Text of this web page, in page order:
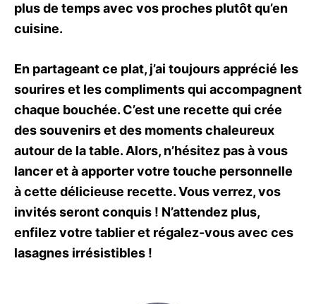
plus de temps avec vos proches plutôt qu’en
cuisine.
En partageant ce plat, j’ai toujours apprécié les
sourires et les compliments qui accompagnent
chaque bouchée. C’est une recette qui crée
des souvenirs et des moments chaleureux
autour de la table. Alors, n’hésitez pas à vous
lancer et à apporter votre touche personnelle
à cette délicieuse recette. Vous verrez, vos
invités seront conquis ! N’attendez plus,
enfilez votre tablier et régalez-vous avec ces
lasagnes irrésistibles !